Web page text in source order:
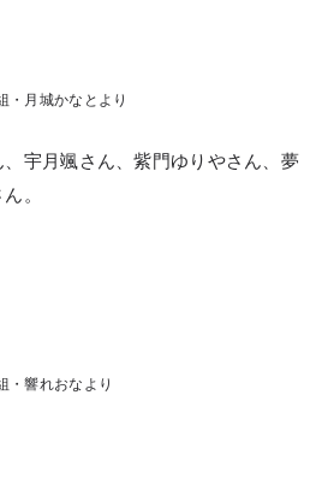
・月城かなとより
宇月颯さん、紫門ゆりやさん、夢
。
・響れおなより